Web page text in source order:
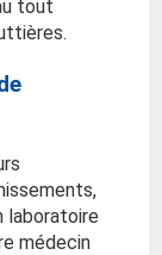
tout
laboratoire
médecin